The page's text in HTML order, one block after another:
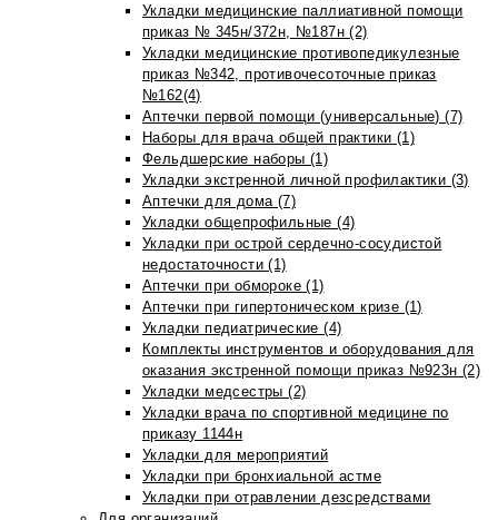
Укладки медицинские паллиативной помощи
приказ № 345н/372н, №187н (2)
Укладки медицинские противопедикулезные
приказ №342, противочесоточные приказ
№162(4)
Аптечки первой помощи (универсальные) (7)
Наборы для врача общей практики (1)
Фельдшерские наборы (1)
Укладки экстренной личной профилактики (3)
Аптечки для дома (7)
Укладки общепрофильные (4)
Укладки при острой сердечно-сосудистой
недостаточности (1)
Аптечки при обмороке (1)
Аптечки при гипертоническом кризе (1)
Укладки педиатрические (4)
Комплекты инструментов и оборудования для
оказания экстренной помощи приказ №923н (2)
Укладки медсестры (2)
Укладки врача по спортивной медицине по
приказу 1144н
Укладки для мероприятий
Укладки при бронхиальной астме
Укладки при отравлении дезсредствами